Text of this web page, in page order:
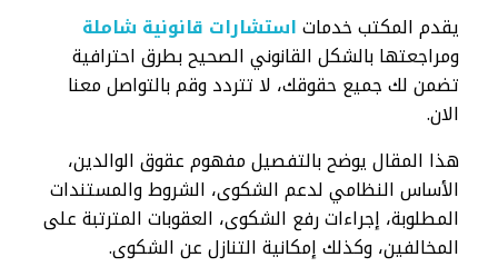
يقدم المكتب خدماتاستشارات قانونية شاملة
ومراجعتها بالشكل القانوني الصحيح بطرق احترافية
تضمن لك جميع حقوقك، لا تتردد وقم بالتواصل معنا
الان.
هذا المقال يوضح بالتفصيل مفهوم عقوق الوالدين،
الأساس النظامي لدعم الشكوى، الشروط والمستندات
المطلوبة، إجراءات رفع الشكوى، العقوبات المترتبة على
المخالفين، وكذلك إمكانية التنازل عن الشكوى.